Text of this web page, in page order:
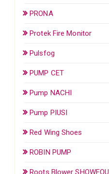
PRONA
Protek Fire Monitor
Pulsfog
PUMP CET
Pump NACHI
Pump PIUSI
Red Wing Shoes
ROBIN PUMP
Roots Blower SHOWFOU